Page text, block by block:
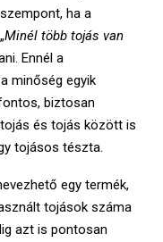
ha a
Minél több tojás van
Ennél a
minőség egyik
biztosan
és tojás között is
tojásos tészta.
egy termék,
tojások száma
azt is pontosan